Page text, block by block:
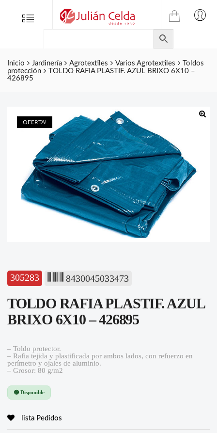
Menu
TIENDA
ONLINE
DE
JULIAN
CELDA
Inicio Jardinería Agrotextiles Varios Agrotextiles
Toldos
protección
TOLDO RAFIA PLASTIF. AZUL BRIXO 6X10 –
426895
OFERTA!
305283 8430045033473
TOLDO RAFIA PLASTIF. AZUL
BRIXO 6X10 – 426895
– Toldo protector.
– Rafia tejida y plastificada por ambos lados, con refuerzo en
perímetro y ojales de aluminio.
– Grosor: 80 g/m2
🟢 Disponible
lista Pedidos
Folletos
Contacto